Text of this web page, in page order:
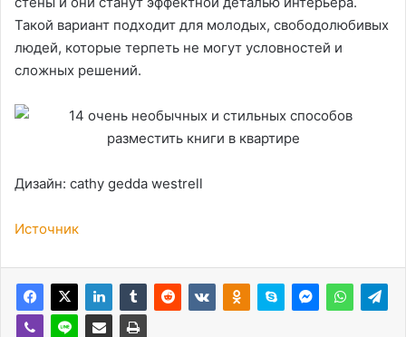
Такой вариант подходит для молодых, свободолюбивых
людей, которые терпеть не могут условностей и
сложных решений.
Дизайн: cathy gedda westrell
Источник